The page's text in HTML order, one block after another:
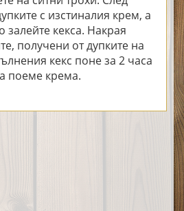
с изстиналия крем, а
залейте кекса. Накрая
получени от дупките на
кекс поне за 2 часа
поеме крема.